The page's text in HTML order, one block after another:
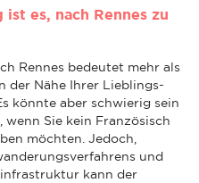
es, nach Rennes zu
Rennes bedeutet mehr als
der Nähe Ihrer Lieblings-
könnte aber schwierig sein
Sie kein Französisch
möchten. Jedoch,
und
kann der